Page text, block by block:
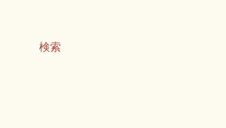
検索